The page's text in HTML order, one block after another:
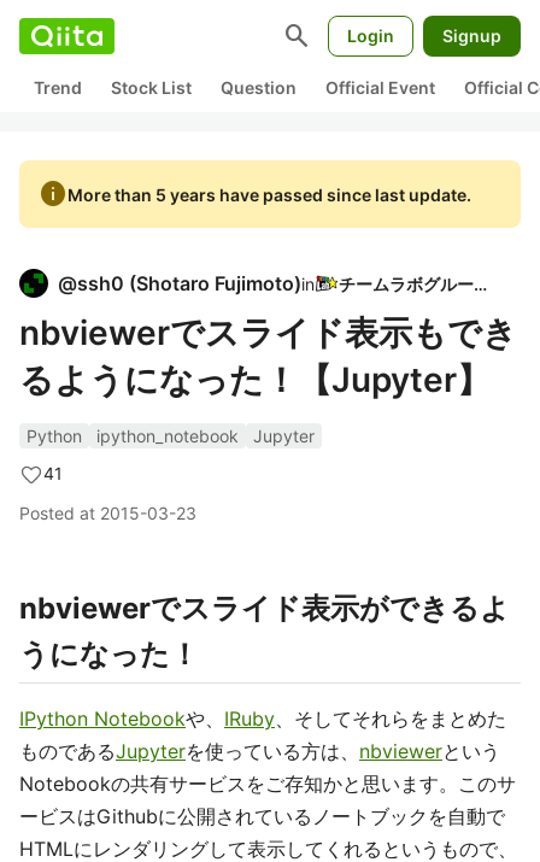
search Login Signup
Trend Stock List Question Official Event Official
infoMore than 5 years have passed since last update.
@ssh0 (Shotaro Fujimoto)in チームラボグループ
nbviewerでスライド表示もでき
るようになった！【Jupyter】
Python ipython_notebook
Jupyter
41
Posted at 2015-03-23
nbviewerでスライド表示ができるよ
うになった！
IPython Notebookや、 IRuby、そしてそれらをまとめた
ものであるJupyterを使っている方は、 nbviewerという
Notebookの共有サービスをご存知かと思います。このサ
ービスはGithubに公開されているノートブックを自動で
HTMLにレンダリングして表示してくれるというもので、